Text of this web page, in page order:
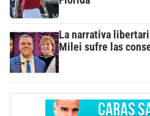
La narrativa
Milei sufre las